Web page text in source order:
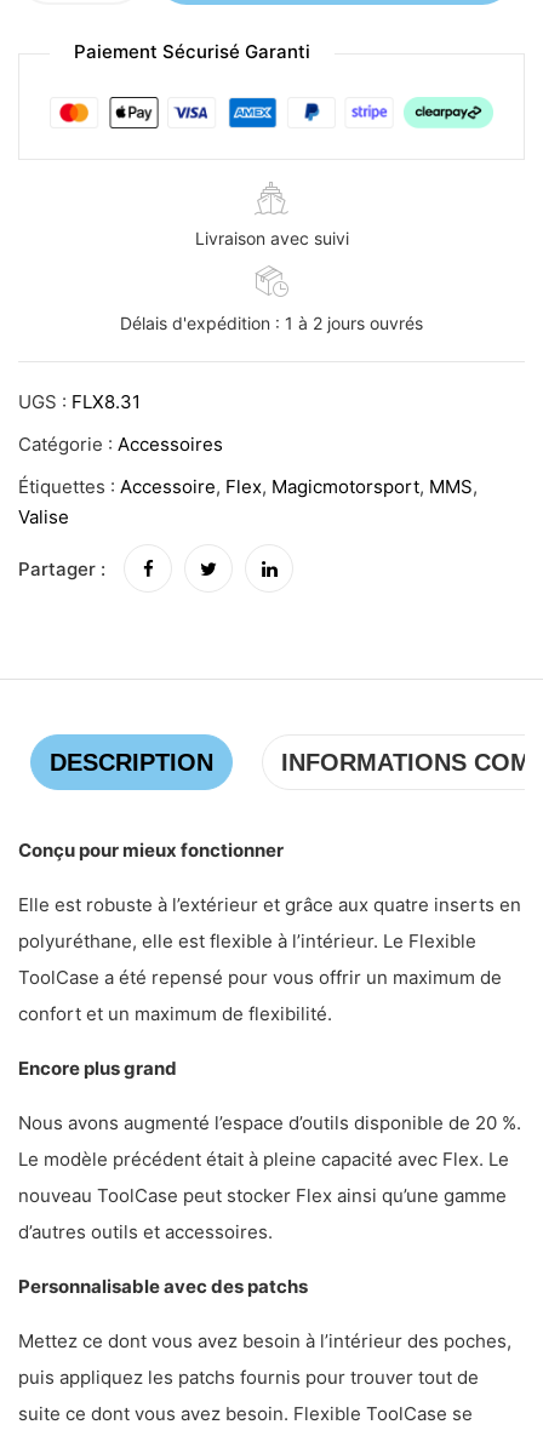
Paiement Sécurisé Garanti
Livraison avec suivi
Délais d'expédition : 1 à 2 jours ouvrés
UGS : FLX8.31
Catégorie : Accessoires
Étiquettes : Accessoire, Flex, Magicmotorsport, MMS,
Valise
Partager :
DESCRIPTION INFORMATIONS
Conçu pour mieux fonctionner
Elle est robuste à l’extérieur et grâce aux quatre inserts en
polyuréthane, elle est flexible à l’intérieur. Le Flexible
ToolCase a été repensé pour vous offrir un maximum de
confort et un maximum de flexibilité.
Encore plus grand
Nous avons augmenté l’espace d’outils disponible de 20 %.
Le modèle précédent était à pleine capacité avec Flex. Le
nouveau ToolCase peut stocker Flex ainsi qu’une gamme
d’autres outils et accessoires.
Personnalisable avec des patchs
Mettez ce dont vous avez besoin à l’intérieur des poches,
puis appliquez les patchs fournis pour trouver tout de
suite ce dont vous avez besoin. Flexible ToolCase se